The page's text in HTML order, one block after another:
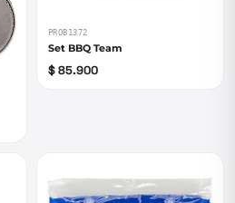
PROB1372
Set BBQ Team
$ 85.900